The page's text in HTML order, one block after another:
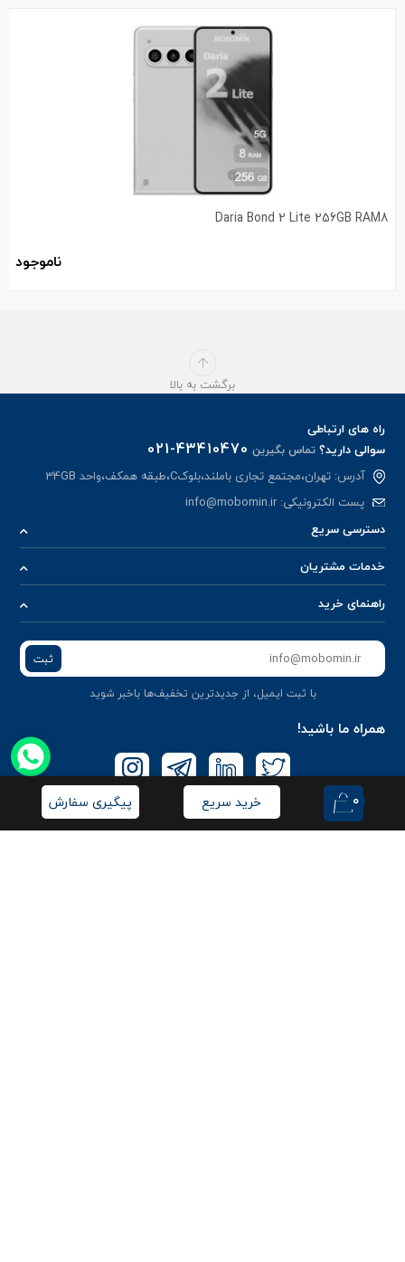
Daria Bond 2 Lite 256GB RAM8
ناموجود
برگشت به بالا
راه های ارتباطی
سوالی دارید؟تماس بگیرین 021-43410470
آدرس: تهران،مجتمع تجاری باملند،بلوکC،طبقه همکف،واحد 34GB
پست الکترونیکی:info@mobomin.ir
دسترسی سریع
خدمات مشتریان
راهنمای خرید
ثبت
با ثبت ایمیل، از جدید‌ترین تخفیف‌ها با‌خبر شوید
همراه ما باشید!
0 خرید سریع پیگیری سفارش